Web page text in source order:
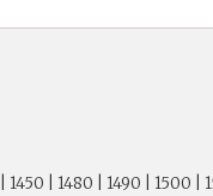
| 1480 | 1490 | 1500 |